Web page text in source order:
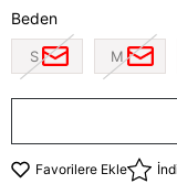
Beden
S M
Favorilere Ekle